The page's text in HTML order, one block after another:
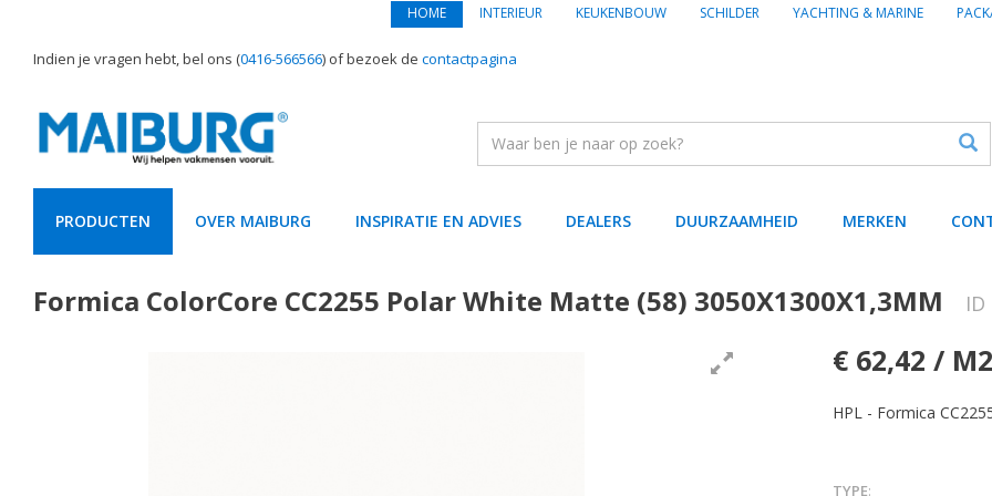
HOME INTERIEUR KEUKENBOUW SCHILDER YACHTING & MARINE
Indien je vragen hebt, bel ons (0416-566566) of bezoek de contactpagina
PRODUCTEN OVER MAIBURG INSPIRATIE EN ADVIES DEALERS DUURZAAMHEID MERKEN
Formica ColorCore CC2255 Polar White Matte (58) 3050X1300X1,3MM ID
€ 62,42 / M2
HPL - Formica
TYPE: